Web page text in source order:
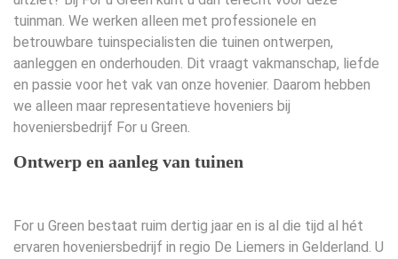
Contact
tuinman. We werken alleen met professionele en
betrouwbare tuinspecialisten die tuinen ontwerpen,
aanleggen en onderhouden. Dit vraagt vakmanschap, liefde
en passie voor het vak van onze hovenier. Daarom hebben
we alleen maar representatieve hoveniers bij
hoveniersbedrijf For u Green.
Ontwerp en aanleg van tuinen
For u Green bestaat ruim dertig jaar en is al die tijd al hét
ervaren hoveniersbedrijf in regio De Liemers in Gelderland. U